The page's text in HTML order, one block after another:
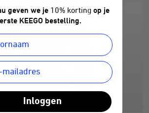
geven we je 10% kortingop je
KEEGO bestelling.
Inloggen